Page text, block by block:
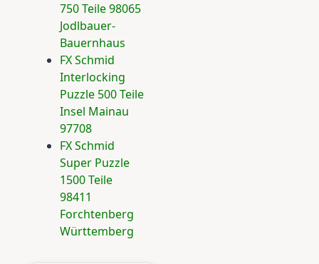
750 Teile 98065
Jodlbauer-
Bauernhaus
FX Schmid
Interlocking
Puzzle 500 Teile
Insel Mainau
97708
FX Schmid
Super Puzzle
1500 Teile
98411
Forchtenberg
Württemberg